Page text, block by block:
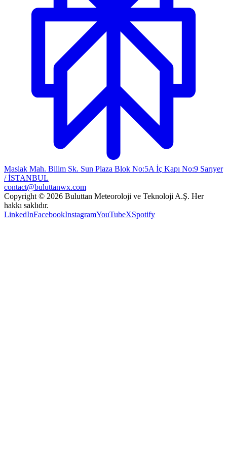
Maslak Mah. Bilim Sk. Sun Plaza Blok No:5A İç Kapı No:9 Sarıyer
/ İSTANBUL
contact@buluttanwx.com
Copyright © 2026 Buluttan Meteoroloji ve Teknoloji A.Ş. Her
hakkı saklıdır.
LinkedInFacebookInstagramYouTubeXSpotify